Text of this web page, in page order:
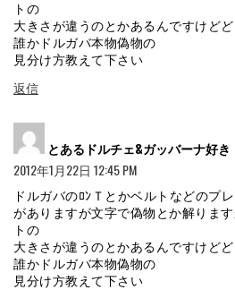
トの
大きさが違うのとかあるんですけど
誰かドルガバ本物偽物の
見分け方教えて下さい
返信
とあるドルチェ&ガッバーナ好き
2012年1月22日 12:45 PM
ドルガバのﾛﾝＴとかベルトなどのプ
がありますが文字で偽物とか解りま
トの
大きさが違うのとかあるんですけど
誰かドルガバ本物偽物の
見分け方教えて下さい